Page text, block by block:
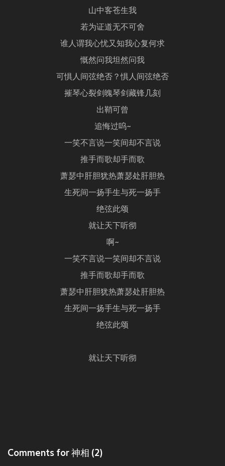
山中客苍生我
若为证道无不可舍
谁人谓我心忧又知我心复何求
慨然问我坦然问我
可惧人间弦绝否？惧人间弦绝否
摧琴心裂剑魄琴剑藏锋几刻
出鞘可曾
追悔过呜~
一笑不言说一笑间却不言说
推手而歌却手而歌
萧瑟中肝胆犹热萧瑟处肝胆热
生死间一扬手生与死一扬手
绝弦此颂
就让天下听彻
啊~
一笑不言说一笑间却不言说
推手而歌却手而歌
萧瑟中肝胆犹热萧瑟处肝胆热
生死间一扬手生与死一扬手
绝弦此颂
就让天下听彻
Comments for 神相 (2)